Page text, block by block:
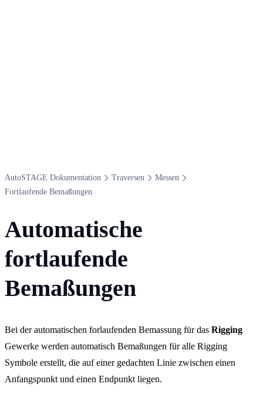
Auto​STAGE Dokumentation Traversen
Messen
Fortlaufende Bemaßungen
Automatische
fortlaufende
Bemaßungen
Bei der automatischen forlaufenden Bemassung für das Rigging
Gewerke werden automatisch Bemaßungen für alle Rigging
Symbole erstellt, die auf einer gedachten Linie zwischen einen
Anfangspunkt und einen Endpunkt liegen.